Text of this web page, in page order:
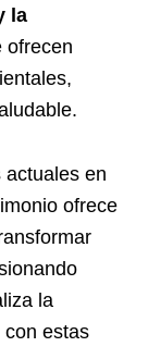
la
ofrecen
actuales en
ofrece
la
con estas